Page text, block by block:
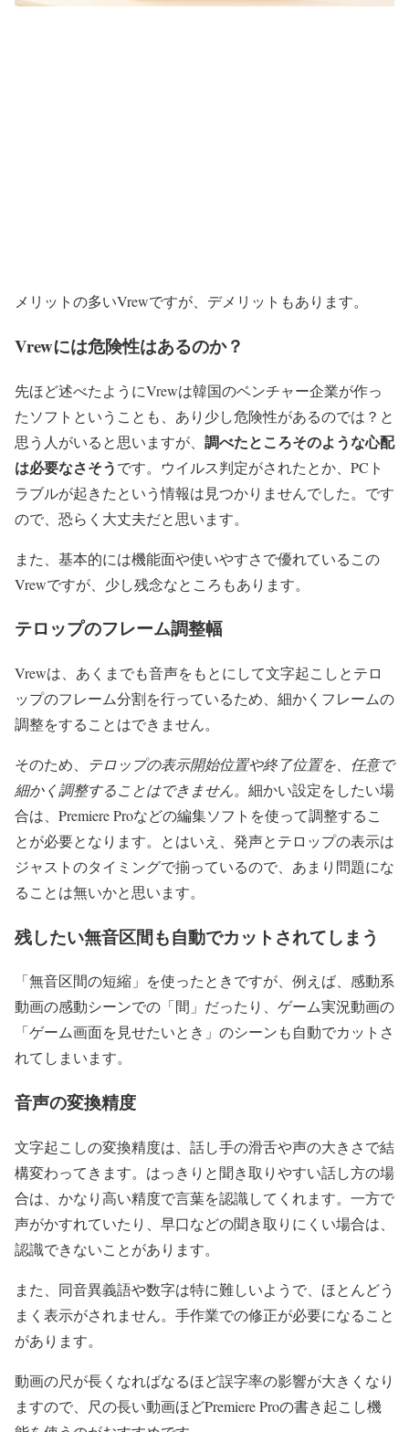
メリットの多いVrewですが、デメリットもあります。
Vrewには危険性はあるのか？
先ほど述べたようにVrewは韓国のベンチャー企業が作っ
たソフトということも、あり少し危険性があるのでは？と
思う人がいると思いますが、 調べたところそのような心配
は必要なさそうです。ウイルス判定がされたとか、PCト
ラブルが起きたという情報は見つかりませんでした。です
ので、恐らく大丈夫だと思います。
また、基本的には機能面や使いやすさで優れているこの
Vrewですが、少し残念なところもあります。
テロップのフレーム調整幅
Vrewは、あくまでも音声をもとにして文字起こしとテロ
ップのフレーム分割を行っているため、細かくフレームの
調整をすることはできません。
そのため、 テロップの表示開始位置や終了位置を、任意で
細かく調整することはできません。 細かい設定をしたい場
合は、Premiere Proなどの編集ソフトを使って調整するこ
とが必要となります。とはいえ、発声とテロップの表示は
ジャストのタイミングで揃っているので、あまり問題にな
ることは無いかと思います。
残したい無音区間も自動でカットされてしまう
「無音区間の短縮」を使ったときですが、例えば、感動系
動画の感動シーンでの「間」だったり、ゲーム実況動画の
「ゲーム画面を見せたいとき」のシーンも自動でカットさ
れてしまいます。
音声の変換精度
文字起こしの変換精度は、話し手の滑舌や声の大きさで結
構変わってきます。はっきりと聞き取りやすい話し方の場
合は、かなり高い精度で言葉を認識してくれます。一方で
声がかすれていたり、早口などの聞き取りにくい場合は、
認識できないことがあります。
また、同音異義語や数字は特に難しいようで、ほとんどう
まく表示がされません。手作業での修正が必要になること
があります。
動画の尺が長くなればなるほど誤字率の影響が大きくなり
ますので、尺の長い動画ほどPremiere Proの書き起こし機